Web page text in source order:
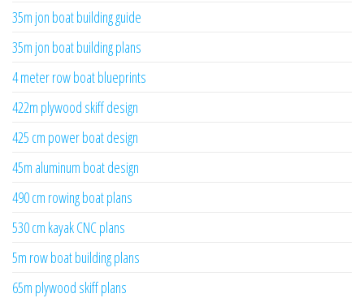
35m jon boat building guide
35m jon boat building plans
4 meter row boat blueprints
422m plywood skiff design
425 cm power boat design
45m aluminum boat design
490 cm rowing boat plans
530 cm kayak CNC plans
5m row boat building plans
65m plywood skiff plans